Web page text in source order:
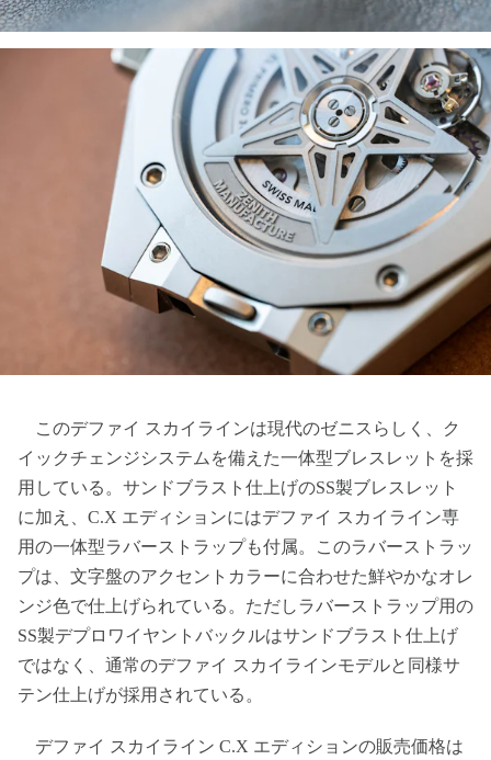
このデファイ スカイラインは現代のゼニスらしく、ク
イックチェンジシステムを備えた一体型ブレスレットを採
用している。サンドブラスト仕上げのSS製ブレスレット
に加え、C.X エディションにはデファイ スカイライン専
用の一体型ラバーストラップも付属。このラバーストラッ
プは、文字盤のアクセントカラーに合わせた鮮やかなオレ
ンジ色で仕上げられている。ただしラバーストラップ用の
SS製デプロワイヤントバックルはサンドブラスト仕上げ
ではなく、通常のデファイ スカイラインモデルと同様サ
テン仕上げが採用されている。
デファイ スカイライン C.X エディションの販売価格は